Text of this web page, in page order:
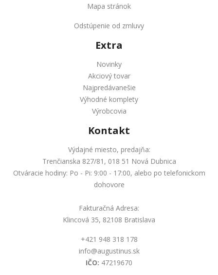
Mapa stránok
Odstúpenie od zmluvy
Extra
Novinky
Akciový tovar
Najpredávanešie
Výhodné komplety
Výrobcovia
Kontakt
Výdajné miesto, predajňa:
Trenčianska 827/81, 018 51 Nová Dubnica
Otváracie hodiny: Po - Pi: 9:00 - 17:00, alebo po telefonickom
dohovore
Fakturačná Adresa:
Klincová 35, 82108 Bratislava
+421 948 318 178
info@augustinus.sk
IČO: 47219670